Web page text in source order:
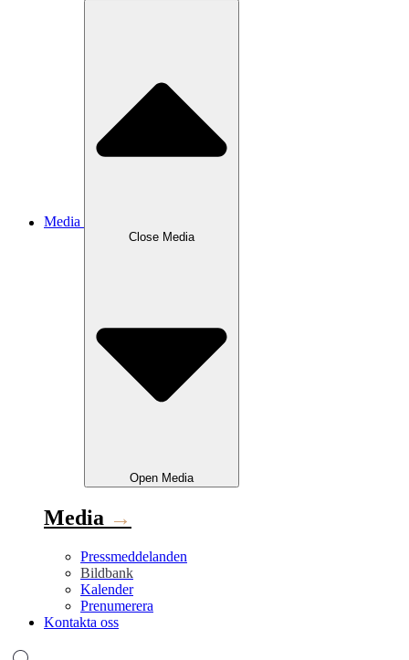
Media
Close Media
Open Media
Media →
Pressmeddelanden
Bildbank
Kalender
Prenumerera
Kontakta oss